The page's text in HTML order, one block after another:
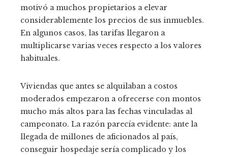
motivó a muchos propietarios a elevar
considerablemente los precios de sus inmuebles.
En algunos casos, las tarifas llegaron a
multiplicarse varias veces respecto a los valores
habituales.
Viviendas que antes se alquilaban a costos
moderados empezaron a ofrecerse con montos
mucho más altos para las fechas vinculadas al
campeonato. La razón parecía evidente: ante la
llegada de millones de aficionados al país,
conseguir hospedaje sería complicado y los